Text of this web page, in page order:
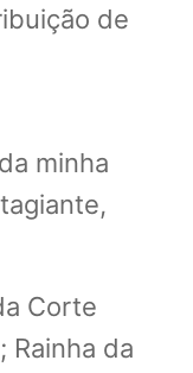
de
minha
Corte
Rainha da